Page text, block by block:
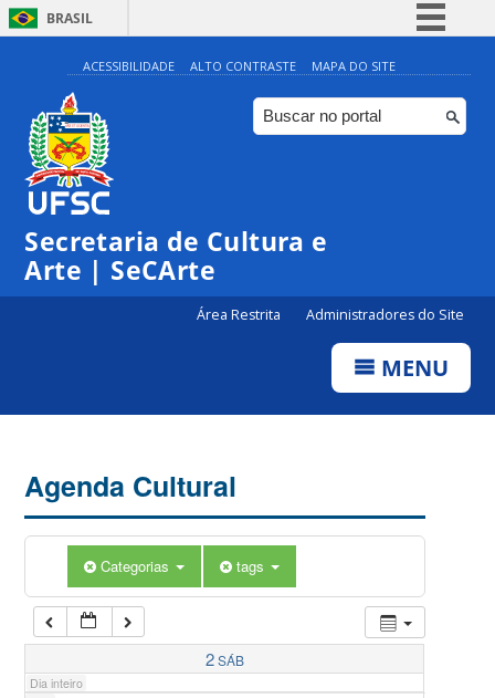
BRASIL
Simplifique!
Comunica BR
Participe
ACESSIBILIDADE ALTO CONTRASTE MAPA DO SITE
Secretaria de Cultura e
Arte | SeCArte
Área Restrita Administradores do Site
MENU
Agenda Cultural
Categorias tags
2SÁB
Dia inteiro
0:00
1:00
5:00
7:00